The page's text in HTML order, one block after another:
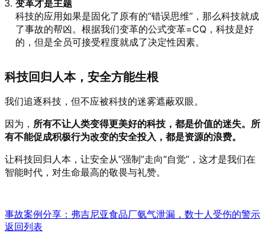
变革才是主题
科技的应用如果是固化了原有的“错误思维”，那么科技就成
了事故的帮凶。根据我们变革的公式变革=CQ，科技是好
的，但是全员可接受程度就成了决定性因素。
科技回归人本，安全方能生根
我们追逐科技，但不应被科技的迷雾遮蔽双眼。
因为， 所有不让人类变得更美好的科技，都是价值的迷失。所
有不能促成积极行为改变的安全投入，都是资源的浪费。
让科技回归人本，让安全从“强制”走向“自觉”，这才是我们在
智能时代，对生命最高的敬畏与礼赞。
事故案例分享：弗吉尼亚食品厂氨气泄漏，数十人受伤的警示
返回列表